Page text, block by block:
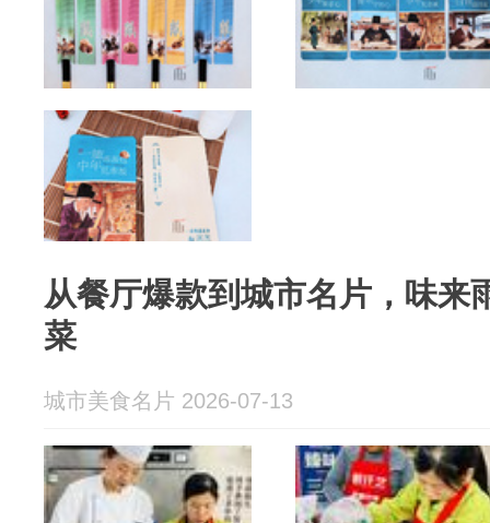
从餐厅爆款到城市名片，味来
菜
城市美食名片 2026-07-13